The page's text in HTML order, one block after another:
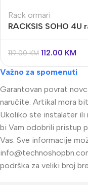
Rack ormari
RACKSIS SOHO 4U
520x400x230mm
119.00KM 112.00 KM
Važno za spomenuti
Garantovan povrat
naručite. Artikal mora
Ukoliko ste instalater ili
bi Vam odobrili pristup
Vas. Sve informacije
podrška za veliki broj